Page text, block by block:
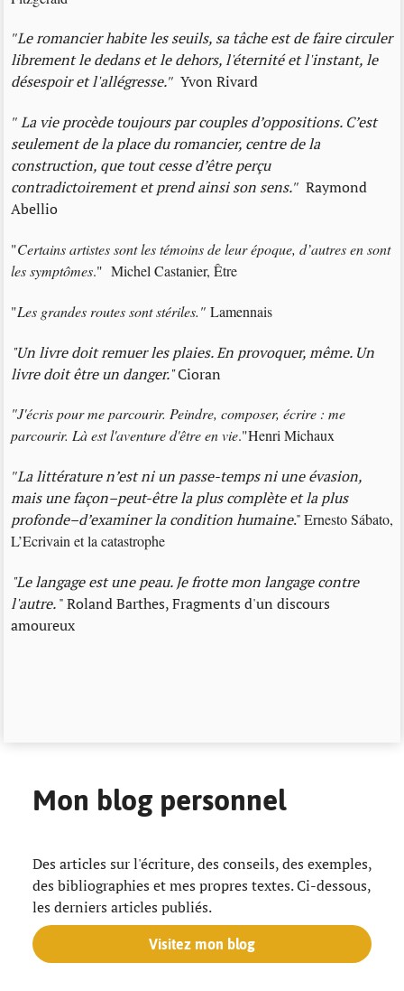
"Le romancier habite les seuils, sa tâche est de faire circuler
librement le dedans et le dehors, l'éternité et l'instant, le
désespoir et l'allégresse." Yvon Rivard
"La vie procède toujours par couples d’oppositions. C’est
seulement de la place du romancier, centre de la
construction, que tout cesse d’être perçu
contradictoirement et prend ainsi son sens." Raymond
Abellio
"Certains artistes sont les témoins de leur époque, d’autres en sont
les symptômes." Michel Castanier, Être
"Les grandes routes sont stériles." Lamennais
"Un livre doit remuer les plaies. En provoquer, même. Un
livre doit être un danger."Cioran
"J'écris pour me parcourir. Peindre, composer, écrire : me
parcourir. Là est l'aventure d'être en vie."Henri Michaux
"La littérature n’est ni un passe-temps ni une évasion,
mais une façon–peut-être la plus complète et la plus
profonde–d’examiner la condition humaine."Ernesto Sábato,
L’Ecrivain et la catastrophe
"Le langage est une peau. Je frotte mon langage contre
l'autre." Roland Barthes, Fragments d'un discours
amoureux
Mon blog personnel
Des articles sur l'écriture, des conseils, des exemples,
des bibliographies et mes propres textes. Ci-dessous,
les derniers articles publiés.
Visitez mon blog